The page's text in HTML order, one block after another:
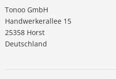
Tonoo GmbH
Handwerkerallee 15
25358 Horst
Deutschland